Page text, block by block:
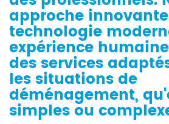
approche
technologie
expérience
des services
les situations de
déménagement,
simples ou